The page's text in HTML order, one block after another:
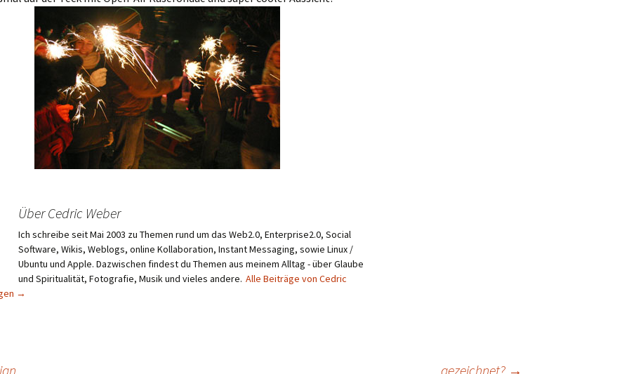
Über Cedric Weber
Ich schreibe seit Mai 2003 zu Themen rund um das Web2.0, Enterprise2.0, Social
Software, Wikis, Weblogs, online Kollaboration, Instant Messaging, sowie Linux /
Ubuntu und Apple. Dazwischen findest du Themen aus meinem Alltag - über Glaube
und Spiritualität, Fotografie, Musik und vieles andere. Alle Beiträge von Cedric
→
gezeichnet? →